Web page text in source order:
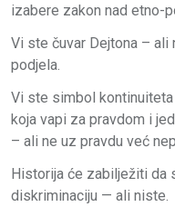
izabere zakon nad etno-
Vi ste čuvar Dejtona – ali
podjela.
Vi ste simbol
koja vapi za pravdom i
– ali ne uz pravdu već
Historija će zabilježiti da
diskriminaciju — ali niste.